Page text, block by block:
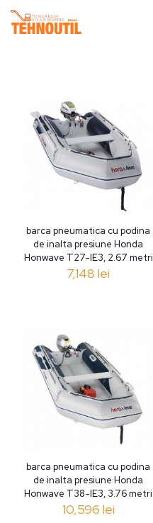
barca pneumatica cu podina
de inalta presiune Honda
Honwave T27-IE3, 2.67 metri
7,148lei
barca pneumatica cu podina
de inalta presiune Honda
Honwave T38-IE3, 3.76 metri
10,596 lei